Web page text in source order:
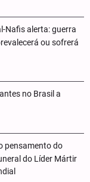
Nafis alerta: guerra
ou sofrerá
no Brasil a
pensamento do
do Líder Mártir